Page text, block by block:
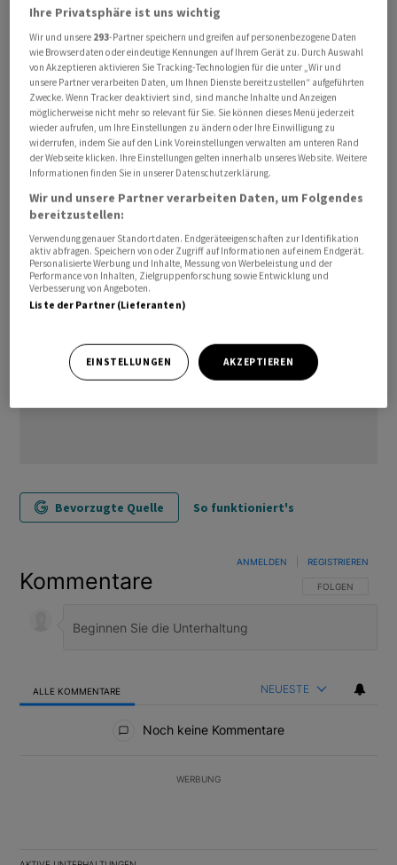
Yield to Mat.:  1,315 Prozent
Spread (MS):    +95 BP
Spread (Govt.): +106 BP
ISIN:           CH1564488620
Rating:         BBB-/BBB-/Baa- (UBS/ZKB/Fedafin)
dm/ra
(AWP)
Bevorzugte Quelle So funktioniert's
Kommentare FOLGE DIESER
FOLGEN
ANMELDEN REGISTRIEREN
ALLE KOMMENTARE NEUESTE
Noch keine Kommentare
WERBUNG
Ihre Privatsphäre ist uns wichtig
Wir und unsere 293-Partner speichern und greifen auf personenbezogene Daten
wie Browserdaten oder eindeutige Kennungen auf Ihrem Gerät zu. Durch Auswahl
von Akzeptieren aktivieren Sie Tracking-Technologien für die unter „Wir und
unsere Partner verarbeiten Daten, um Ihnen Dienste bereitzustellen“ aufgeführten
Zwecke. Wenn Tracker deaktiviert sind, sind manche Inhalte und Anzeigen
möglicherweise nicht mehr so relevant für Sie. Sie können dieses Menü jederzeit
wieder aufrufen, um Ihre Einstellungen zu ändern oder Ihre Einwilligung zu
widerrufen, indem Sie auf den Link Voreinstellungen verwalten am unteren Rand
der Webseite klicken. Ihre Einstellungen gelten innerhalb unseres Website. Weitere
Informationen finden Sie in unserer Datenschutzerklärung.
Wir und unsere Partner verarbeiten Daten, um Folgendes
bereitzustellen:
Verwendung genauer Standortdaten. Endgeräteeigenschaften zur Identifikation
aktiv abfragen. Speichern von oder Zugriff auf Informationen auf einem Endgerät.
Personalisierte Werbung und Inhalte, Messung von Werbeleistung und der
Performance von Inhalten, Zielgruppenforschung sowie Entwicklung und
Verbesserung von Angeboten.
Liste der Partner (Lieferanten)
EINSTELLUNGEN AKZEPTIEREN